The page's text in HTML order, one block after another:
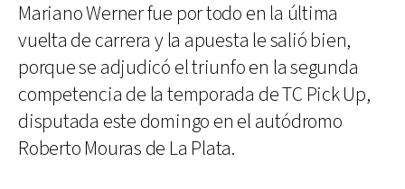
Mariano Werner fue por todo en la última
vuelta de carrera y la apuesta le salió bien,
porque se adjudicó el triunfo en la segunda
competencia de la temporada de TC Pick Up,
disputada este domingo en el autódromo
Roberto Mouras de La Plata.